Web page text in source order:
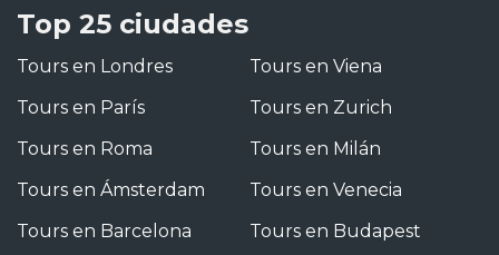
Top 25 ciudades
Tours en Londres
Tours en París
Tours en Roma
Tours en Ámsterdam
Tours en Barcelona
Tours en Viena
Tours en Zurich
Tours en Milán
Tours en Venecia
Tours en Budapest